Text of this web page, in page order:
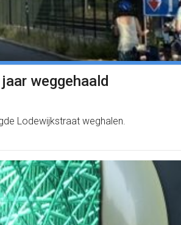
weggehaald
Lodewijkstraat weghalen.